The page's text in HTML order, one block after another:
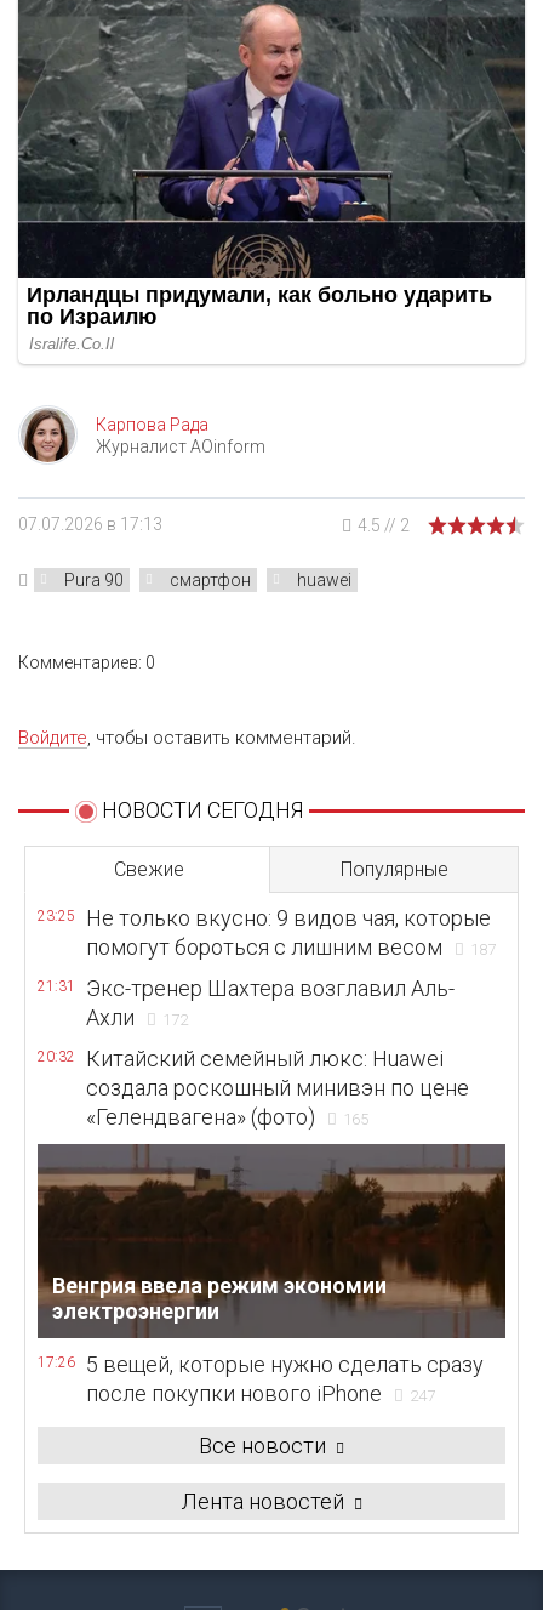
Карпова Рада
Журналист AOinform
07.07.2026 в 17:13 4.5 // 2
Pura 90 смартфон huawei
Комментариев: 0
Войдите, чтобы оставить комментарий.
НОВОСТИ СЕГОДНЯ
Свежие Популярные
23:25
Не только вкусно: 9 видов чая, которые
помогут бороться с лишним весом
187
21:31
Экс-тренер Шахтера возглавил Аль-
Ахли
172
20:32
Китайский семейный люкс: Huawei
создала роскошный минивэн по цене
«Гелендвагена» (фото)
165
Венгрия ввела режим экономии
электроэнергии
17:26
5 вещей, которые нужно сделать сразу
после покупки нового iPhone
247
Все новости
Лента новостей